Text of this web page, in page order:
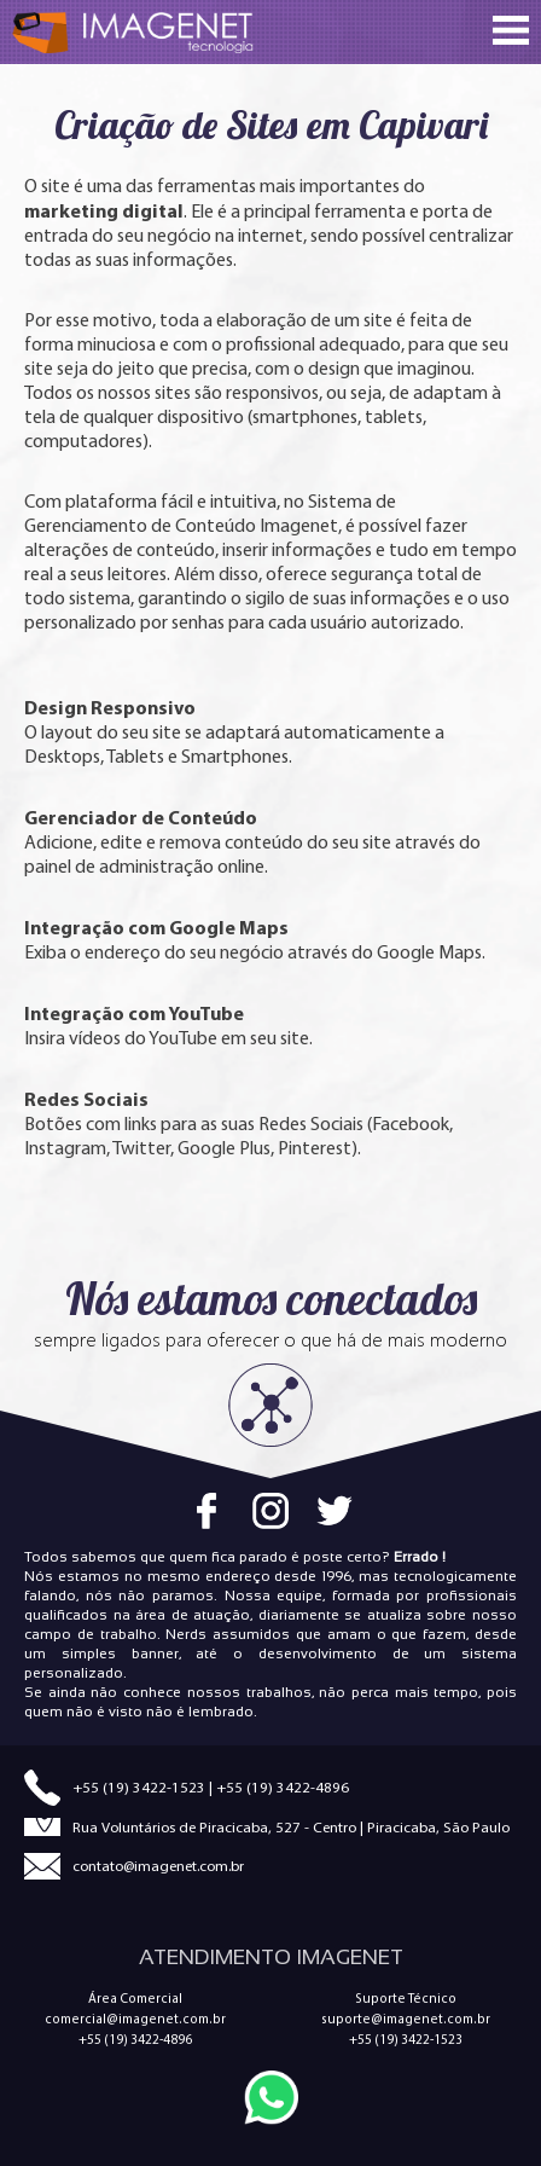
Criação de Sites em Capivari
O site é uma das ferramentas mais importantes do
marketing digital. Ele é a principal ferramenta e porta de
entrada do seu negócio na internet, sendo possível centralizar
todas as suas informações.
Por esse motivo, toda a elaboração de um site é feita de
forma minuciosa e com o profissional adequado, para que seu
site seja do jeito que precisa, com o design que imaginou.
Todos os nossos sites são responsivos, ou seja, de adaptam à
tela de qualquer dispositivo (smartphones, tablets,
computadores).
Com plataforma fácil e intuitiva, no Sistema de
Gerenciamento de Conteúdo Imagenet, é possível fazer
alterações de conteúdo, inserir informações e tudo em tempo
real a seus leitores. Além disso, oferece segurança total de
todo sistema, garantindo o sigilo de suas informações e o uso
personalizado por senhas para cada usuário autorizado.
Design Responsivo
O layout do seu site se adaptará automaticamente a
Desktops, Tablets e Smartphones.
Gerenciador de Conteúdo
Adicione, edite e remova conteúdo do seu site através do
painel de administração online.
Integração com Google Maps
Exiba o endereço do seu negócio através do Google Maps.
Integração com YouTube
Insira vídeos do YouTube em seu site.
Redes Sociais
Botões com links para as suas Redes Sociais (Facebook,
Instagram, Twitter, Google Plus, Pinterest).
Nós estamos conectados
sempre ligados para oferecer o que há de mais moderno
Todos sabemos que quem fica parado é poste certo? Errado !
Nós estamos no mesmo endereço desde 1996, mas tecnologicamente
falando, nós não paramos. Nossa equipe, formada por profissionais
qualificados na área de atuação, diariamente se atualiza sobre nosso
campo de trabalho. Nerds assumidos que amam o que fazem, desde
um simples banner, até o desenvolvimento de um sistema
personalizado.
Se ainda não conhece nossos trabalhos, não perca mais tempo, pois
quem não é visto não é lembrado.
+55 (19) 3422-1523 | +55 (19) 3422-4896
Rua Voluntários de Piracicaba, 527 - Centro | Piracicaba, São Paulo
contato@imagenet.com.br
ATENDIMENTO IMAGENET
Área Comercial
comercial@imagenet.com.br
+55 (19) 3422-4896
Suporte Técnico
suporte@imagenet.com.br
+55 (19) 3422-1523